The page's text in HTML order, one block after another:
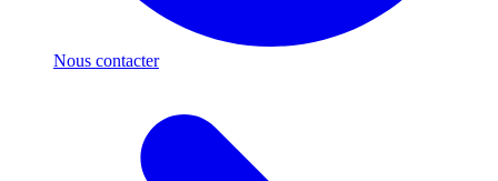
Nous contacter